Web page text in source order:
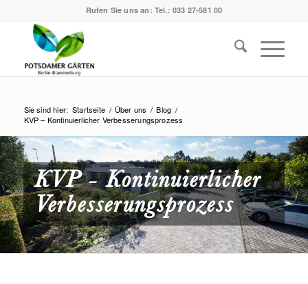
Rufen Sie uns an: Tel.: 033 27-581 00
Sie sind hier: Startseite / Über uns / Blog /
KVP – Kontinuierlicher Verbesserungsprozess
KVP - Kontinuierlicher
Verbesserungsprozess